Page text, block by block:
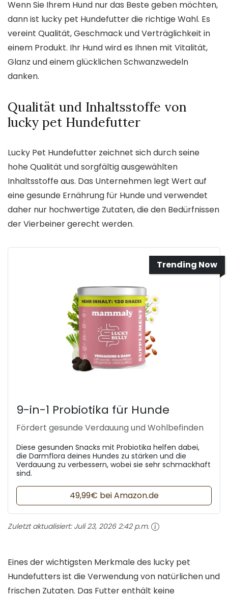
Wenn Sie Ihrem Hund nur das Beste geben möchten,
dann ist lucky pet Hundefutter die richtige Wahl. Es
vereint Qualität, Geschmack und Verträglichkeit in
einem Produkt. Ihr Hund wird es Ihnen mit Vitalität,
Glanz und einem glücklichen Schwanzwedeln
danken.
Qualität und Inhaltsstoffe von
lucky pet Hundefutter
Lucky Pet Hundefutter zeichnet sich durch seine
hohe Qualität und sorgfältig ausgewählten
Inhaltsstoffe aus. Das Unternehmen legt Wert auf
eine gesunde Ernährung für Hunde und verwendet
daher nur hochwertige Zutaten, die den Bedürfnissen
der Vierbeiner gerecht werden.
Trending Now
9-in-1 Probiotika für Hunde
Fördert gesunde Verdauung und Wohlbefinden
Diese gesunden Snacks mit Probiotika helfen dabei,
die Darmflora deines Hundes zu stärken und die
Verdauung zu verbessern, wobei sie sehr schmackhaft
sind.
49,99€ bei Amazon.de
Zuletzt aktualisiert: Juli 23, 2026 2:42 p.m.
Eines der wichtigsten Merkmale des lucky pet
Hundefutters ist die Verwendung von natürlichen und
frischen Zutaten. Das Futter enthält keine